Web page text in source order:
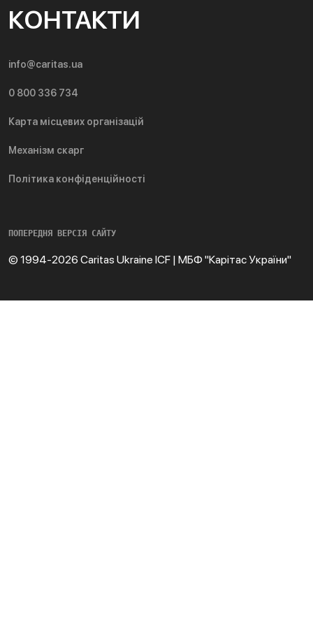
КОНТАКТИ
info@caritas.ua
0 800 336 734
Карта місцевих організацій
Механізм скарг
Політика конфіденційності
ПОПЕРЕДНЯ ВЕРСІЯ САЙТУ
© 1994-2026 Caritas Ukraine ICF | МБФ "Карітас України"